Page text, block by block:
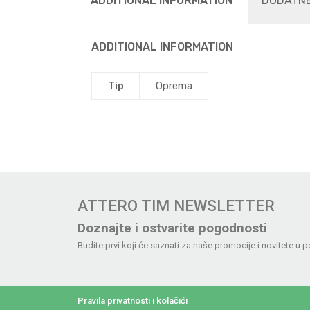
ADDITIONAL INFORMATION
Tip Oprema
ATTERO TIM NEWSLETTER
Doznajte i ostvarite pogodnosti
Budite prvi koji će saznati za naše promocije i novitete u
Pravila privatnosti i kolačići